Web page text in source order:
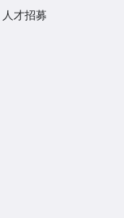
人才招募